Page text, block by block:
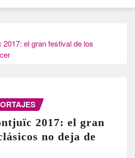
el gran festival de los
2017: el gran
no deja de